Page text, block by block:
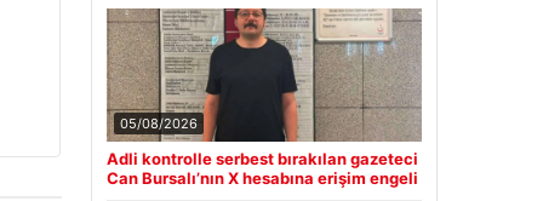
05/08/2026
Adli kontrolle serbest bırakılan gazeteci
Can Bursalı’nın X hesabına erişim engeli